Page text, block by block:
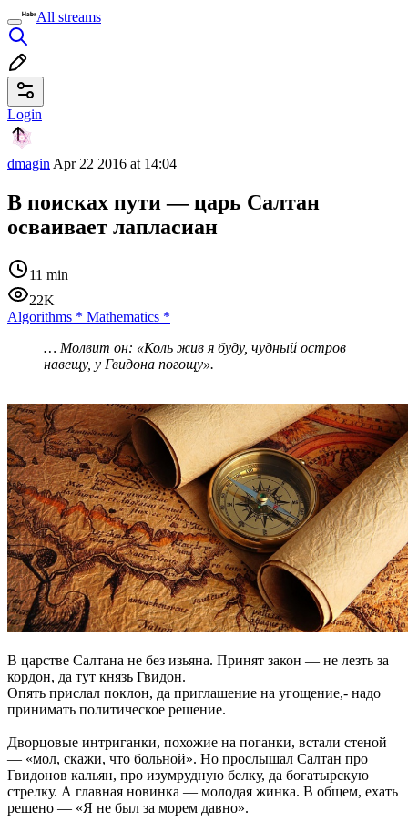
All streams
Login
dmagin Apr 22 2016 at 14:04
В поисках пути — царь Салтан
осваивает лапласиан
11 min
22K
Algorithms * Mathematics *
… Молвит он: «Коль жив я буду, чудный остров
навещу, у Гвидона погощу».
В царстве Салтана не без изьяна. Принят закон — не лезть за
кордон, да тут князь Гвидон.
Опять прислал поклон, да приглашение на угощение,- надо
принимать политическое решение.
Дворцовые интриганки, похожие на поганки, встали стеной
— «мол, скажи, что больной». Но прослышал Салтан про
Гвидонов кальян, про изумрудную белку, да богатырскую
стрелку. А главная новинка — молодая жинка. В общем, ехать
решено — «Я не был за морем давно».